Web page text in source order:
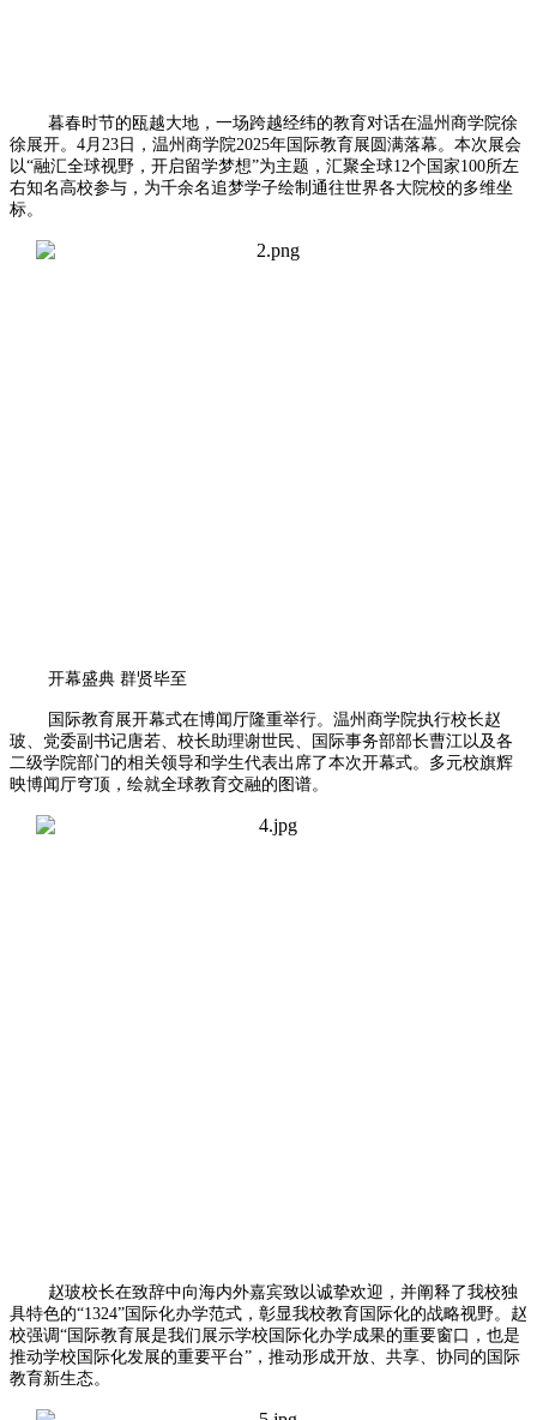
暮春时节的瓯越大地，一场跨越经纬的教育对话在温州商学院徐
徐展开。4月23日，温州商学院2025年国际教育展圆满落幕。本次展会
以“融汇全球视野，开启留学梦想”为主题，汇聚全球12个国家100所左
右知名高校参与，为千余名追梦学子绘制通往世界各大院校的多维坐
标。
开幕盛典 群贤毕至
国际教育展开幕式在博闻厅隆重举行。温州商学院执行校长赵
玻、党委副书记唐若、校长助理谢世民、国际事务部部长曹江以及各
二级学院部门的相关领导和学生代表出席了本次开幕式。多元校旗辉
映博闻厅穹顶，绘就全球教育交融的图谱。
赵玻校长在致辞中向海内外嘉宾致以诚挚欢迎，并阐释了我校独
具特色的“1324”国际化办学范式，彰显我校教育国际化的战略视野。赵
校强调“国际教育展是我们展示学校国际化办学成果的重要窗口，也是
推动学校国际化发展的重要平台”，推动形成开放、共享、协同的国际
教育新生态。